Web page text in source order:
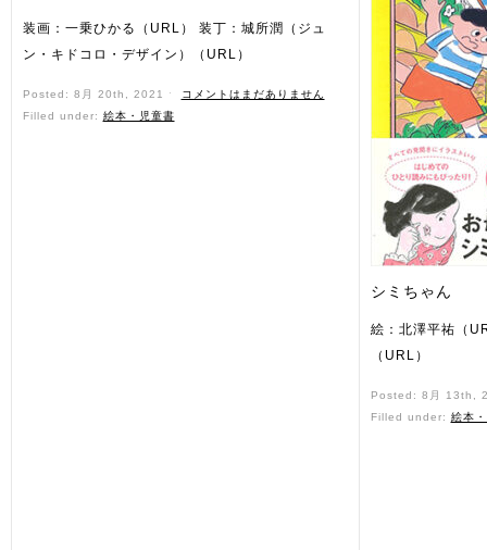
装画：一乗ひかる（URL） 装丁：城所潤（ジュ
ン・キドコロ・デザイン）（URL）
Posted: 8月 20th, 2021 ˑ
コメントはまだありません
Filled under: 絵本・児童書
シミちゃん
絵：北澤平祐（
（URL）
Posted: 8月 13th,
Filled under: 絵本